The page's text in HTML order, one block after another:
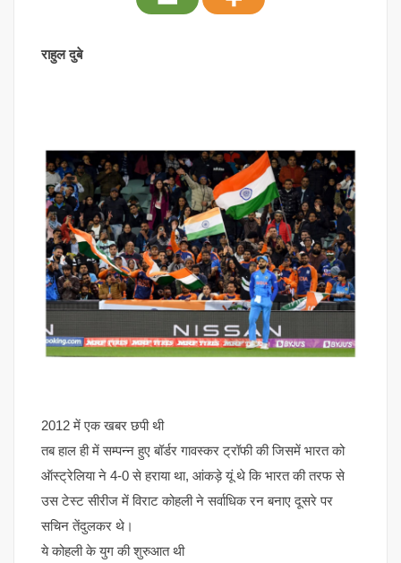
राहुल दुबे
2012 में एक खबर छपी थी
तब हाल ही में सम्पन्न हुए बॉर्डर गावस्कर ट्रॉफी की जिसमें भारत को
ऑस्ट्रेलिया ने 4-0 से हराया था, आंकड़े यूं थे कि भारत की तरफ से
उस टेस्ट सीरीज में विराट कोहली ने सर्वाधिक रन बनाए दूसरे पर
सचिन तेंदुलकर थे।
ये कोहली के युग की शुरुआत थी